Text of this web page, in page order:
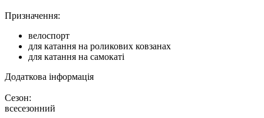
Призначення:
велоспорт
для катання на роликових ковзанах
для катання на самокаті
Додаткова інформація
Сезон:
всесезонний